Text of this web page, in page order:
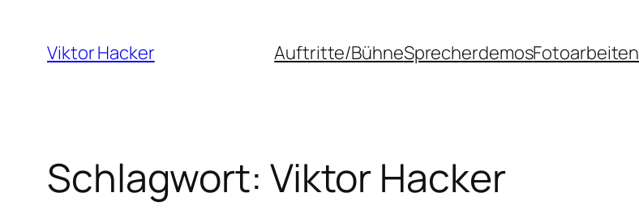
Inhalt
springen
Viktor Hacker Auftritte/BühneSprecherdemosFotoarbeiten
Schlagwort: Viktor Hacker